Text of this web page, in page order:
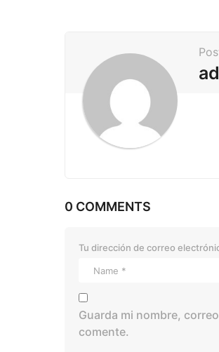
0 COMMENTS
Tu dirección de correo
Guarda mi nombre,
comente.